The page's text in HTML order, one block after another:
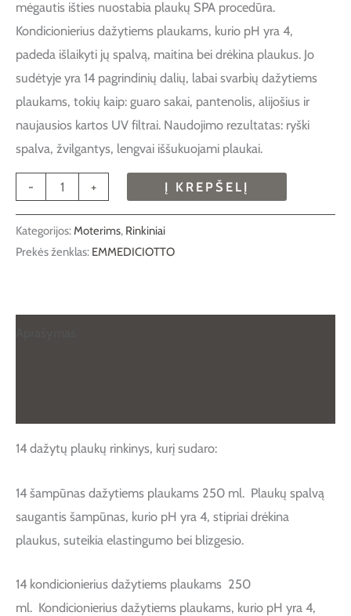
mėgautis išties nuostabia plaukų SPA procedūra.
Kondicionierius dažytiems plaukams, kurio pH yra 4,
padeda išlaikyti jų spalvą, maitina bei drėkina plaukus. Jo
sudėtyje yra 14 pagrindinių dalių, labai svarbių dažytiems
plaukams, tokių kaip: guaro sakai, pantenolis, alijošius ir
naujausios kartos UV filtrai. Naudojimo rezultatas: ryški
spalva, žvilgantys, lengvai iššukuojami plaukai.
- + Į KREPŠELĮ
Kategorijos:Moterims, Rinkiniai
Prekės ženklas: EMMEDICIOTTO
14 dažytų plaukų rinkinys, kurį sudaro:
14 šampūnas dažytiems plaukams 250 ml. Plaukų spalvą
saugantis šampūnas, kurio pH yra 4, stipriai drėkina
plaukus, suteikia elastingumo bei blizgesio.
14 kondicionierius dažytiems plaukams 250
ml. Kondicionierius dažytiems plaukams, kurio pH yra 4,